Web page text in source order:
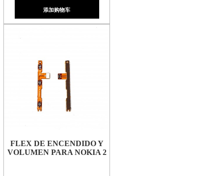
添加购物车
FLEX DE ENCENDIDO Y
VOLUMEN PARA NOKIA 2